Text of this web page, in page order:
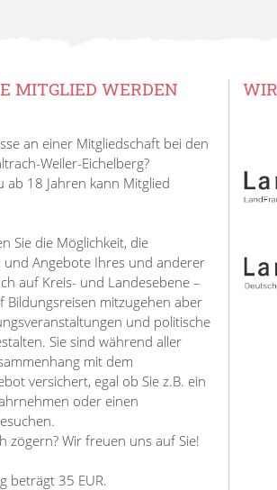
MITGLIED WERDEN
an einer Mitgliedschaft bei den
Weiler-Eichelberg?
ab 18 Jahren kann Mitglied
Sie die Möglichkeit, die
und Angebote Ihres und anderer
auf Kreis- und Landesebene –
Bildungsreisen mitzugehen aber
und politische
Sie sind während aller
mit dem
versichert, egal ob Sie z.B. ein
oder einen
zögern? Wir freuen uns auf Sie!
beträgt 35 EUR.